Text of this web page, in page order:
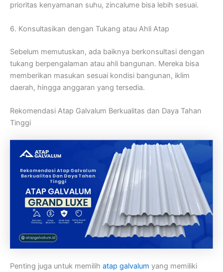
prioritas kenyamanan suhu, zincalume bisa lebih sesuai.
6. Konsultasikan dengan Tukang atau Ahli Atap
Sebelum memutuskan, ada baiknya berkonsultasi dengan
tukang berpengalaman atau ahli bangunan. Mereka bisa
memberikan masukan sesuai kondisi bangunan, iklim
daerah, hingga anggaran yang tersedia.
Rekomendasi Atap Galvalum Berkualitas dan Daya Tahan
Tinggi
Penting juga untuk memilih atap galvalum yang memiliki